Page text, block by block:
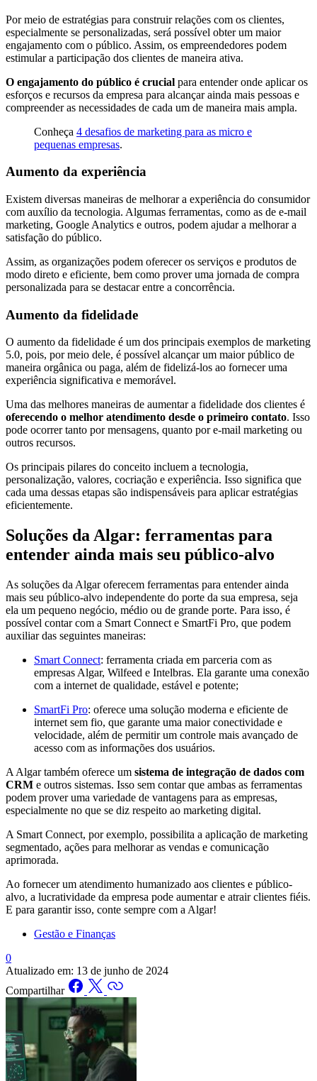
Por meio de estratégias para construir relações com os clientes,
especialmente se personalizadas, será possível obter um maior
engajamento com o público. Assim, os empreendedores podem
estimular a participação dos clientes de maneira ativa.
O engajamento do público é crucial para entender onde aplicar os
esforços e recursos da empresa para alcançar ainda mais pessoas e
compreender as necessidades de cada um de maneira mais ampla.
Conheça 4 desafios de marketing para as micro e
pequenas empresas.
Aumento da experiência
Existem diversas maneiras de melhorar a experiência do consumidor
com auxílio da tecnologia. Algumas ferramentas, como as de e-mail
marketing, Google Analytics e outros, podem ajudar a melhorar a
satisfação do público.
Assim, as organizações podem oferecer os serviços e produtos de
modo direto e eficiente, bem como prover uma jornada de compra
personalizada para se destacar entre a concorrência.
Aumento da fidelidade
O aumento da fidelidade é um dos principais exemplos de marketing
5.0, pois, por meio dele, é possível alcançar um maior público de
maneira orgânica ou paga, além de fidelizá-los ao fornecer uma
experiência significativa e memorável.
Uma das melhores maneiras de aumentar a fidelidade dos clientes é
oferecendo o melhor atendimento desde o primeiro contato. Isso
pode ocorrer tanto por mensagens, quanto por e-mail marketing ou
outros recursos.
Os principais pilares do conceito incluem a tecnologia,
personalização, valores, cocriação e experiência. Isso significa que
cada uma dessas etapas são indispensáveis para aplicar estratégias
eficientemente.
Soluções da Algar: ferramentas para
entender ainda mais seu público-alvo
As soluções da Algar oferecem ferramentas para entender ainda
mais seu público-alvo independente do porte da sua empresa, seja
ela um pequeno negócio, médio ou de grande porte. Para isso, é
possível contar com a Smart Connect e SmartFi Pro, que podem
auxiliar das seguintes maneiras:
Smart Connect: ferramenta criada em parceria com as
empresas Algar, Wilfeed e Intelbras. Ela garante uma conexão
com a internet de qualidade, estável e potente;
SmartFi Pro: oferece uma solução moderna e eficiente de
internet sem fio, que garante uma maior conectividade e
velocidade, além de permitir um controle mais avançado de
acesso com as informações dos usuários.
A Algar também oferece um sistema de integração de dados com
CRM e outros sistemas. Isso sem contar que ambas as ferramentas
podem prover uma variedade de vantagens para as empresas,
especialmente no que se diz respeito ao marketing digital.
A Smart Connect, por exemplo, possibilita a aplicação de marketing
segmentado, ações para melhorar as vendas e comunicação
aprimorada.
Ao fornecer um atendimento humanizado aos clientes e público-
alvo, a lucratividade da empresa pode aumentar e atrair clientes fiéis.
E para garantir isso, conte sempre com a Algar!
Gestão e Finanças
0
Atualizado em: 13 de junho de 2024
Compartilhar